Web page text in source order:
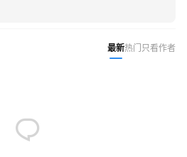
最新热门 只看作者